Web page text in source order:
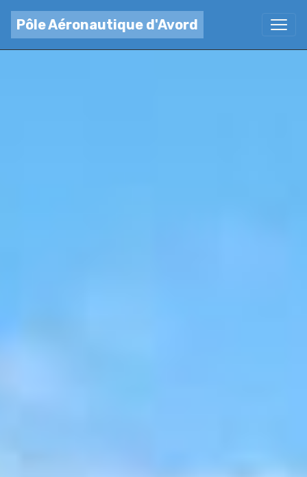
Pôle Aéronautique d'Avord